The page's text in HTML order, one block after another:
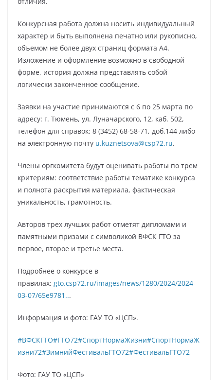
Конкурсная работа должна носить индивидуальный
характер и быть выполнена печатно или рукописно,
объемом не более двух страниц формата А4.
Изложение и оформление возможно в свободной
форме, история должна представлять собой
логически законченное сообщение.
Заявки на участие принимаются с 6 по 25 марта по
адресу: г. Тюмень, ул. Луначарского, 12, каб. 502,
телефон для справок: 8 (3452) 68-58-71, доб.144 либо
на электронную почту u.kuznetsova@csp72.ru.
Члены оргкомитета будут оценивать работы по трем
критериям: соответствие работы тематике конкурса
и полнота раскрытия материала, фактическая
уникальность, грамотность.
Авторов трех лучших работ отметят дипломами и
памятными призами с символикой ВФСК ГТО за
первое, второе и третье места.
Подробнее о конкурсе в
правилах: gto.csp72.ru/images/news/1280/2024/2024-
03-07/65e9781...
Информация и фото: ГАУ ТО «ЦСП».
#ВФСКГТО#ГТО72#СпортНормаЖизни#СпортНормаЖ
изни72#ЗимнийФестивальГТО72#ФестивальГТО72
Фото: ГАУ ТО «ЦСП»